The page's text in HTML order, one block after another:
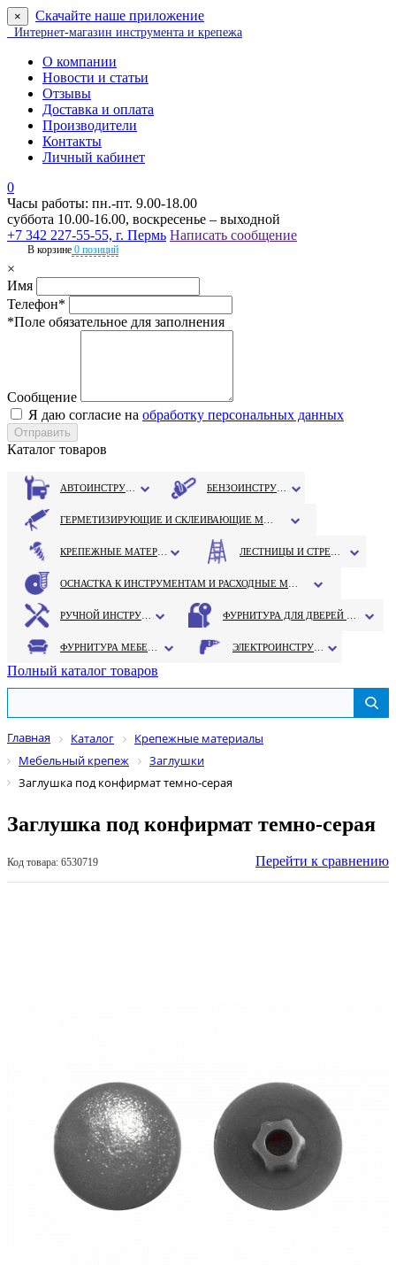
× Скачайте наше приложение
Интернет-магазин инструмента и крепежа
О компании
Новости и статьи
Отзывы
Доставка и оплата
Производители
Контакты
Личный кабинет
0
Часы работы: пн.-пт. 9.00-18.00
суббота 10.00-16.00, воскресенье – выходной
+7 342 227-55-55, г. Пермь Написать сообщение
В корзине 0 позиций
×
Имя
Телефон*
*Поле обязательное для заполнения
Сообщение
Я даю согласие на обработку персональных данных
Каталог товаров
Полный каталог товаров
Главная Каталог
Крепежные материалы
Мебельный крепеж
Заглушки
Заглушка под конфирмат темно-серая
Заглушка под конфирмат темно-серая
Код товара: 6530719 Перейти к сравнению